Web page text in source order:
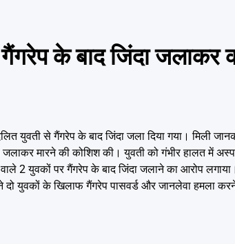
के बाद जिंदा जलाकर
युवती से गैंगरेप के बाद जिंदा जला दिया गया। मिली
मारने की कोशिश की। युवती को गंभीर हालत में
2 युवकों पर गैंगरेप के बाद जिंदा जलाने का आरोप
दो युवकों के खिलाफ गैंगरेप पासवर्ड और जानलेवा हमला